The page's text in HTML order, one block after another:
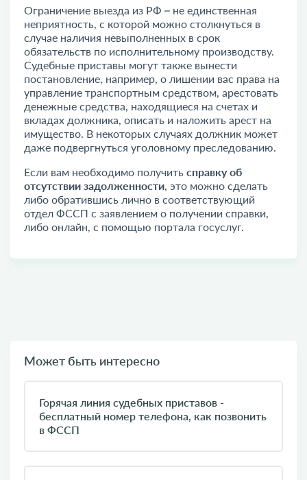
Ограничение выезда из РФ – не единственная
неприятность, с которой можно столкнуться в
случае наличия невыполненных в срок
обязательств по исполнительному производству.
Судебные приставы могут также вынести
постановление, например, о лишении вас права на
управление транспортным средством, арестовать
денежные средства, находящиеся на счетах и
вкладах должника, описать и наложить арест на
имущество. В некоторых случаях должник может
даже подвергнуться уголовному преследованию.
Если вам необходимо получить справку об
отсутствии задолженности, это можно сделать
либо обратившись лично в соответствующий
отдел ФССП с заявлением о получении справки,
либо онлайн, с помощью портала госуслуг.
Может быть интересно
Горячая линия судебных приставов -
бесплатный номер телефона, как позвонить
в ФССП